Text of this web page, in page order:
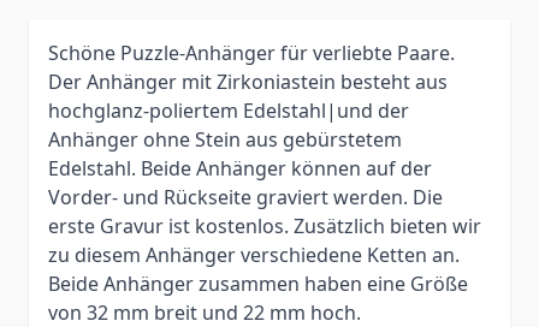
Schöne Puzzle-Anhänger für verliebte Paare.
Der Anhänger mit Zirkoniastein besteht aus
hochglanz-poliertem Edelstahl|und der
Anhänger ohne Stein aus gebürstetem
Edelstahl. Beide Anhänger können auf der
Vorder- und Rückseite graviert werden. Die
erste Gravur ist kostenlos. Zusätzlich bieten wir
zu diesem Anhänger verschiedene Ketten an.
Beide Anhänger zusammen haben eine Größe
von 32 mm breit und 22 mm hoch.